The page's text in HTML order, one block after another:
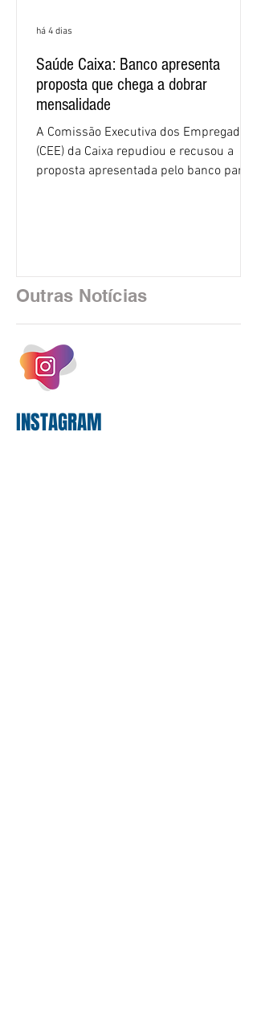
Saúde Caixa: Banco apresenta
proposta que chega a dobrar
mensalidade
A Comissão Executiva dos Empregados
(CEE) da Caixa repudiou e recusou a
proposta apresentada pelo banco para o
as federações que compõem a mesa de
negociações das empregadas e dos
empregados exigiram que a Caixa refaça
os cálculos e apresente uma nova
proposta. O entendimento é que a
proposta
há 4 dias
Outras Notícias
INSTAGRAM